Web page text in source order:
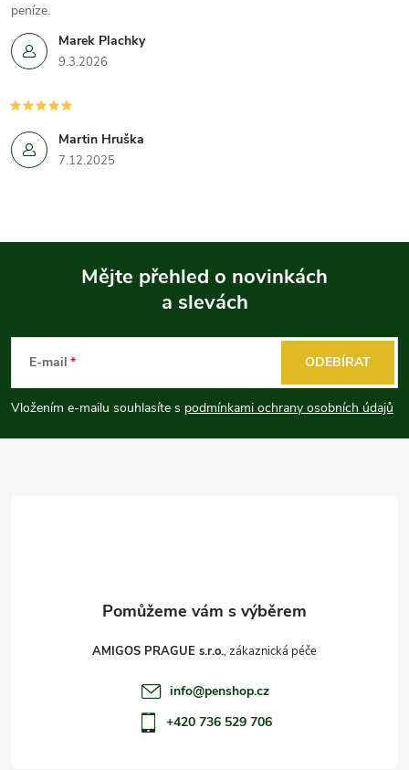
Marek Plachky
9.3.2026
peníze.
Martin Hruška
7.12.2025
p
a
Mějte přehled o novinkách
a slevách
E-mail
Vložením e-mailu souhlasíte s podmínkami ochrany osobních údajů
ODEBÍRAT
AMIGOS PRAGUE s.r.o.
info@penshop.cz
+420 736 529 706